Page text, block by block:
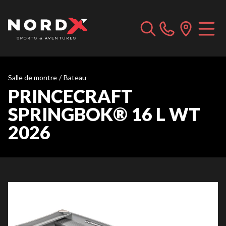
Salle de montre / Bateau
PRINCECRAFT
SPRINGBOK® 16 L WT
2026